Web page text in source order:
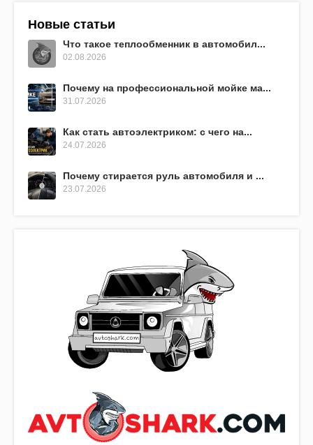
Новые статьи
Что такое теплообменник в автомобил...
02.08.2026
Почему на профессиональной мойке ма...
31.07.2026
Как стать автоэлектриком: с чего на...
24.07.2026
Почему стирается руль автомобиля и ...
23.07.2026